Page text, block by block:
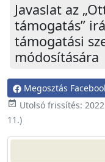
Javaslat az
támogatás”
támogatási
módosítására
Megosztás
event_available Utolsó frissítés:
11.)